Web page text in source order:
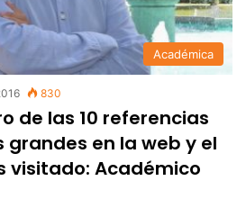
Académica
830
de las 10 referencias
grandes en la web y el
visitado: Académico